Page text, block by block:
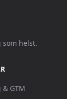
som helst.
GTM